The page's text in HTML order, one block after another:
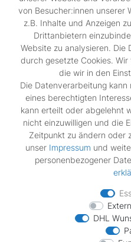
Vertrag
von Besucher:innen unserer
z.B. Inhalte und Anzeigen
Drittanbietern
Website zu analysieren.
durch gesetzte Cookies.
die wir in den
Die Datenverarbeitung
eines berechtigten
kann erteilt oder abgelehnt
nicht einzuwilligen und die
Zeitpunkt zu ändern oder
unser Impressum und
personenbezogener
DHL